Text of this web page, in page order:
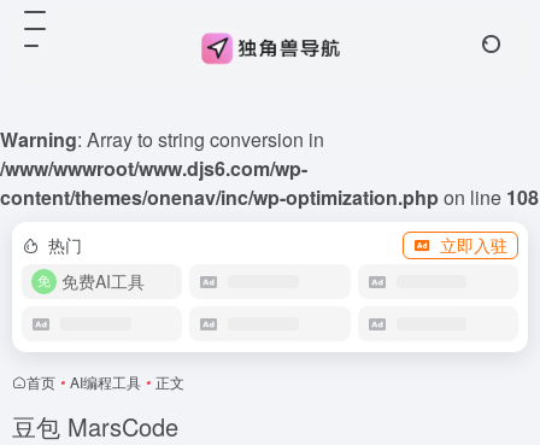
Warning: Array to string conversion in
/www/wwwroot/www.djs6.com/wp-
content/themes/onenav/inc/wp-optimization.phpon line 108
热门
立即入驻
免费AI工具
首页 • AI编程工具 • 正文
豆包 MarsCode